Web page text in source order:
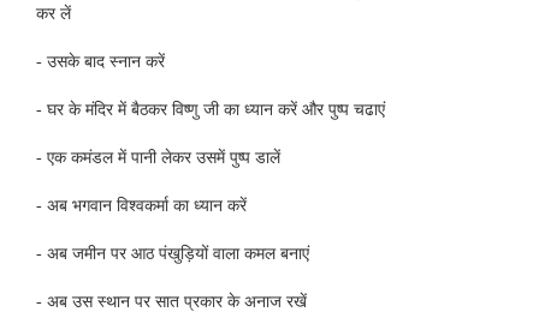
कर लें
- उसके बाद स्‍नान करें
- घर के मंदिर में बैठकर विष्‍णु जी का ध्‍यान करें और पुष्‍प चढाएं
- एक कमंडल में पानी लेकर उसमें पुष्‍प डालें
- अब भगवान विश्‍वकर्मा का ध्‍यान करें
- अब जमीन पर आठ पंखुड़‍ियों वाला कमल बनाएं
- अब उस स्‍थान पर सात प्रकार के अनाज रखें